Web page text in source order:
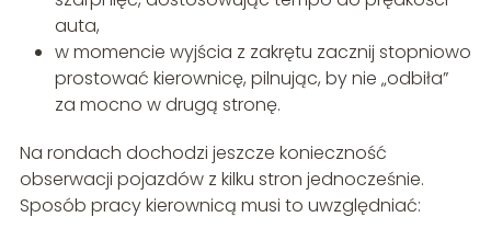
auta,
w momencie wyjścia z zakrętu zacznij stopniowo
prostować kierownicę, pilnując, by nie „odbiła”
za mocno w drugą stronę.
Na rondach dochodzi jeszcze konieczność
obserwacji pojazdów z kilku stron jednocześnie.
Sposób pracy kierownicą musi to uwzględniać: